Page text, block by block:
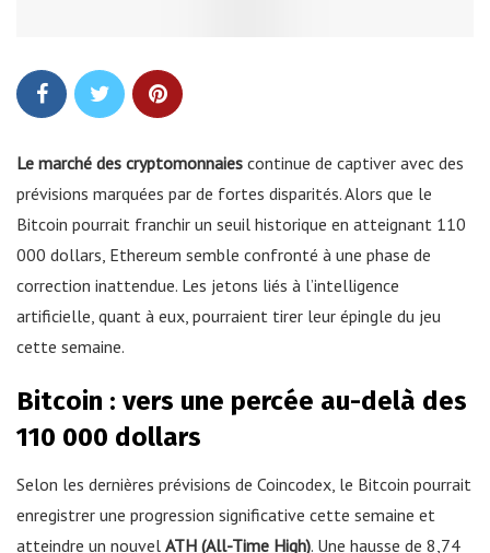
Le marché des cryptomonnaies continue de captiver avec des
prévisions marquées par de fortes disparités. Alors que le
Bitcoin pourrait franchir un seuil historique en atteignant 110
000 dollars, Ethereum semble confronté à une phase de
correction inattendue. Les jetons liés à l’intelligence
artificielle, quant à eux, pourraient tirer leur épingle du jeu
cette semaine.
Bitcoin : vers une percée au-delà des
110 000 dollars
Selon les dernières prévisions de Coincodex, le Bitcoin pourrait
enregistrer une progression significative cette semaine et
atteindre un nouvel ATH (All-Time High). Une hausse de 8,74